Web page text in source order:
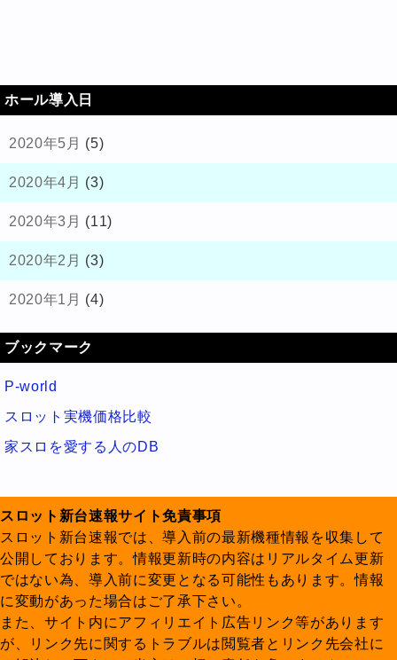
ホール導入日
2020年5月 (5)
2020年4月 (3)
2020年3月 (11)
2020年2月 (3)
2020年1月 (4)
ブックマーク
P-world
スロット実機価格比較
家スロを愛する人のDB
スロット新台速報サイト免責事項
スロット新台速報では、導入前の最新機種情報を収集して
公開しております。情報更新時の内容はリアルタイム更新
ではない為、導入前に変更となる可能性もあります。情報
に変動があった場合はご了承下さい。
また、サイト内にアフィリエイト広告リンク等があります
が、リンク先に関するトラブルは閲覧者とリンク先会社に